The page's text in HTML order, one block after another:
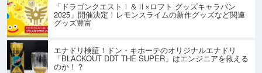
「ドラゴンクエストⅠ＆Ⅱ×ロフト グッズキャラバン
2025」開催決定！レモンスライムの新作グッズなど関連
グッズ豊富
エナドリ検証！ドン・キホーテのオリジナルエナドリ
「BLACKOUT DDT THE SUPER」はエンジニアを救える
のか！？